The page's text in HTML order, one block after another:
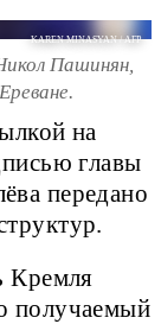
KAREN MINASYAN / AFP
Пашинян,
на
главы
передано
Кремля
получаемый